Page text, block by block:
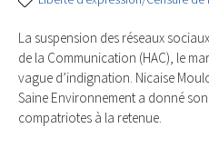
La suspension des réseaux
de la Communication (HAC), le
vague d’indignation. Nicaise
Saine Environnement a donné
compatriotes à la retenue.